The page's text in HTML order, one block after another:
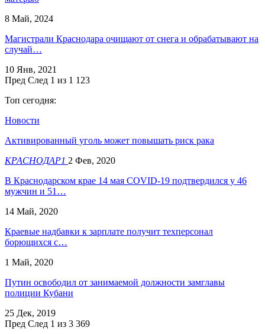
8 Май, 2024
Магистрали Краснодара очищают от снега и обрабатывают на
случай…
10 Янв, 2021
Пред След 1 из 1 123
Топ сегодня:
Новости
Активированный уголь может повышать риск рака
КРАСНОДАР1 2 Фев, 2020
В Краснодарском крае 14 мая COVID-19 подтвердился у 46
мужчин и 51…
14 Май, 2020
Краевые надбавки к зарплате получит техперсонал
борющихся с…
1 Май, 2020
Путин освободил от занимаемой должности замглавы
полиции Кубани
25 Дек, 2019
Пред След 1 из 3 369